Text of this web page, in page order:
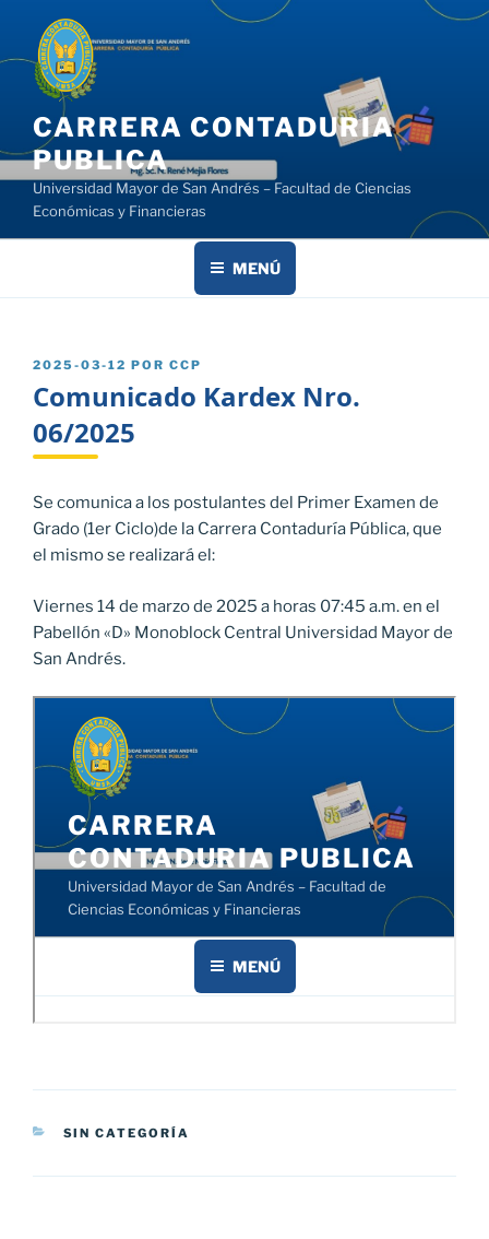
contenido
CARRERA CONTADURIA
PUBLICA
Universidad Mayor de San Andrés – Facultad de Ciencias
Económicas y Financieras
MENÚ
PUBLICADO
2025-03-12 POR CCP
Comunicado Kardex Nro.
06/2025
Se comunica a los postulantes del Primer Examen de
Grado (1er Ciclo)de la Carrera Contaduría Pública, que
el mismo se realizará el:
Viernes 14 de marzo de 2025 a horas 07:45 a.m. en el
Pabellón «D» Monoblock Central Universidad Mayor de
San Andrés.
CATEGORÍAS
SIN CATEGORÍA